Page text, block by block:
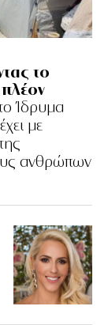
το
Ίδρυμα
με
ανθρώπων